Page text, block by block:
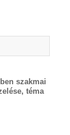
szakmai
téma